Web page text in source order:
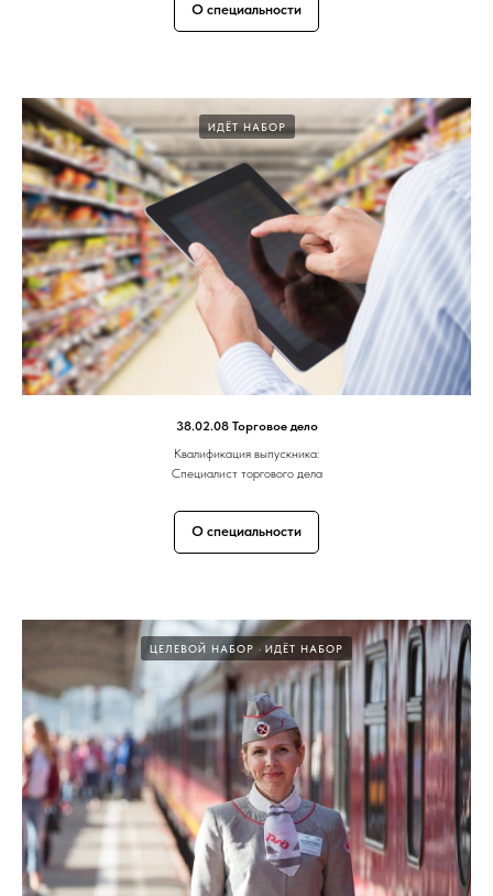
О специальности
ИДЁТ НАБОР
38.02.08 Торговое дело
Квалификация выпускника:
Специалист торгового дела
О специальности
ЦЕЛЕВОЙ НАБОР ИДЁТ НАБОР